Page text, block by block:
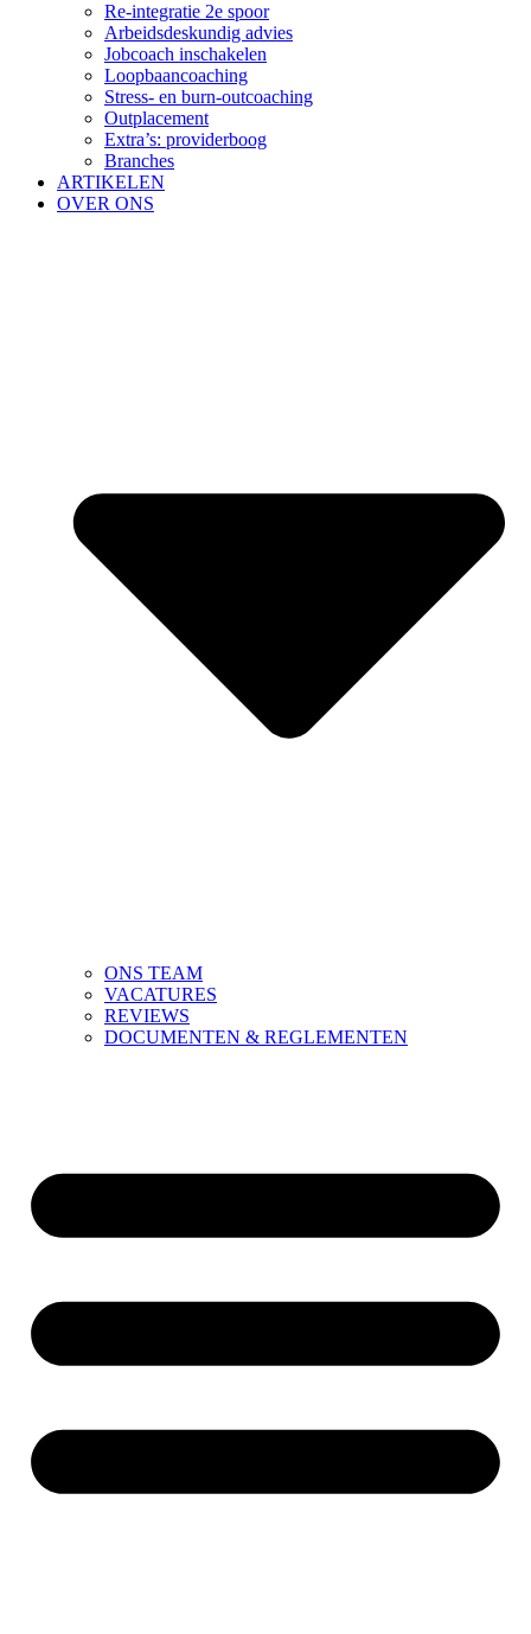
Re-integratie 2e spoor
Arbeidsdeskundig advies
Jobcoach inschakelen
Loopbaancoaching
Stress- en burn-outcoaching
Outplacement
Extra’s: providerboog
Branches
ARTIKELEN
OVER ONS
ONS TEAM
VACATURES
REVIEWS
DOCUMENTEN & REGLEMENTEN